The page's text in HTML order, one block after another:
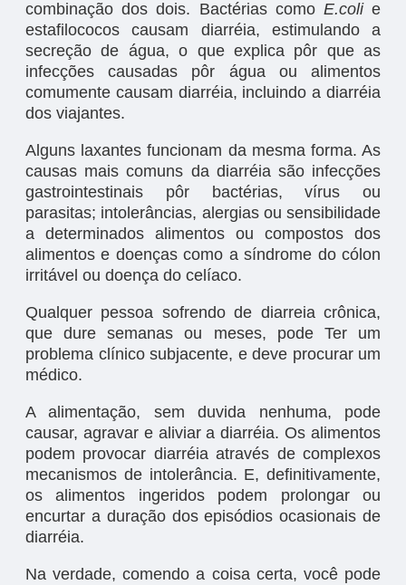
combinação dos dois. Bactérias como E.colie
estafilococos causam diarréia, estimulando a
secreção de água, o que explica pôr que as
infecções causadas pôr água ou alimentos
comumente causam diarréia, incluindo a diarréia
dos viajantes.
Alguns laxantes funcionam da mesma forma. As
causas mais comuns da diarréia são infecções
gastrointestinais pôr bactérias, vírus ou
parasitas; intolerâncias, alergias ou sensibilidade
a determinados alimentos ou compostos dos
alimentos e doenças como a síndrome do cólon
irritável ou doença do celíaco.
Qualquer pessoa sofrendo de diarreia crônica,
que dure semanas ou meses, pode Ter um
problema clínico subjacente, e deve procurar um
médico.
A alimentação, sem duvida nenhuma, pode
causar, agravar e aliviar a diarréia. Os alimentos
podem provocar diarréia através de complexos
mecanismos de intolerância. E, definitivamente,
os alimentos ingeridos podem prolongar ou
encurtar a duração dos episódios ocasionais de
diarréia.
Na verdade, comendo a coisa certa, você pode